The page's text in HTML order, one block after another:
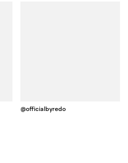
@officialbyredo